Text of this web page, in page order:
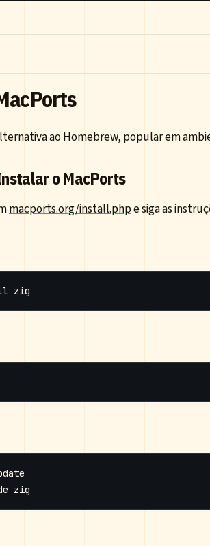
ao Homebrew, popular em
o MacPorts
macports.org/install.phpe siga as